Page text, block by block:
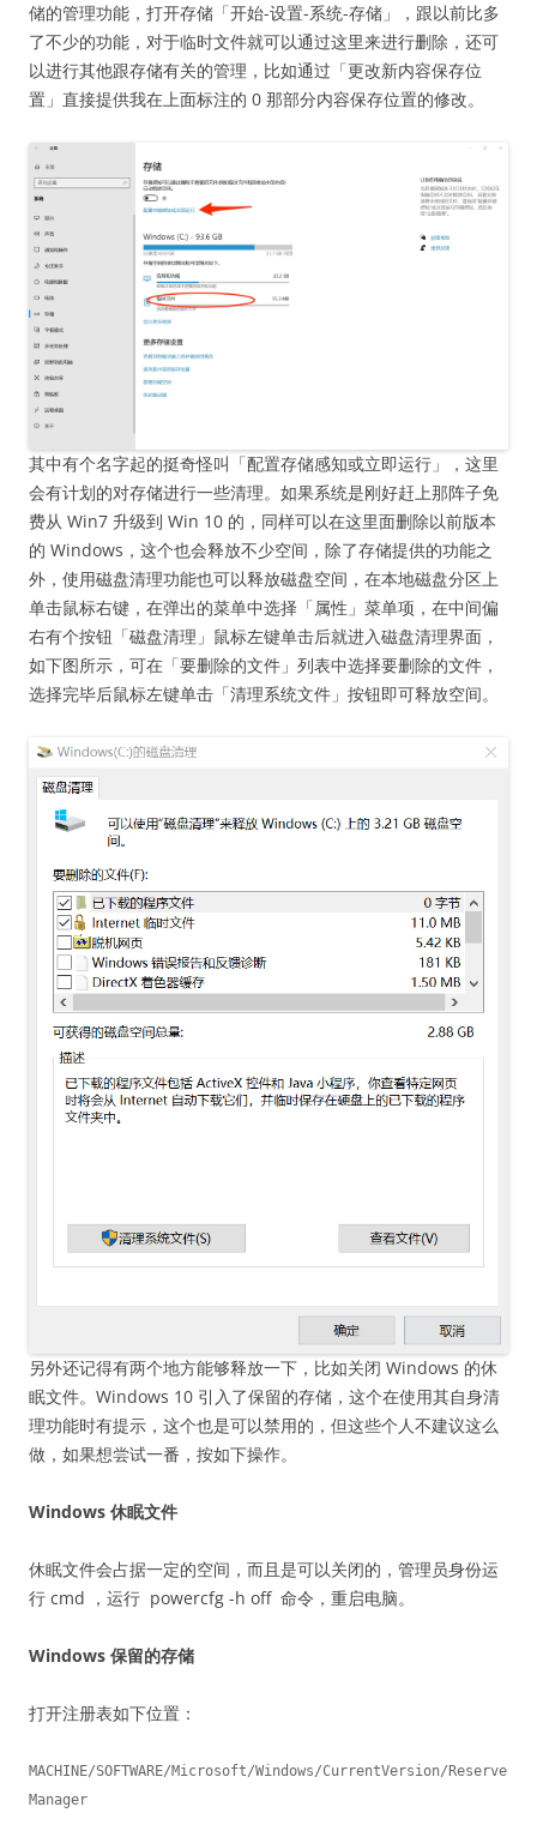
储的管理功能，打开存储「开始-设置-系统-存储」，跟以前比多
了不少的功能，对于临时文件就可以通过这里来进行删除，还可
以进行其他跟存储有关的管理，比如通过「更改新内容保存位
置」直接提供我在上面标注的 0 那部分内容保存位置的修改。
其中有个名字起的挺奇怪叫「配置存储感知或立即运行」，这里
会有计划的对存储进行一些清理。如果系统是刚好赶上那阵子免
费从 Win7 升级到 Win 10 的，同样可以在这里面删除以前版本
的 Windows，这个也会释放不少空间，除了存储提供的功能之
外，使用磁盘清理功能也可以释放磁盘空间，在本地磁盘分区上
单击鼠标右键，在弹出的菜单中选择「属性」菜单项，在中间偏
右有个按钮「磁盘清理」鼠标左键单击后就进入磁盘清理界面，
如下图所示，可在「要删除的文件」列表中选择要删除的文件，
选择完毕后鼠标左键单击「清理系统文件」按钮即可释放空间。
另外还记得有两个地方能够释放一下，比如关闭 Windows 的休
眠文件。Windows 10 引入了保留的存储，这个在使用其自身清
理功能时有提示，这个也是可以禁用的，但这些个人不建议这么
做，如果想尝试一番，按如下操作。
Windows 休眠文件
休眠文件会占据一定的空间，而且是可以关闭的，管理员身份运
行 cmd ，运行 powercfg -h off 命令，重启电脑。
Windows 保留的存储
打开注册表如下位置：
MACHINE/SOFTWARE/Microsoft/Windows/CurrentVersion/Reserve
Manager